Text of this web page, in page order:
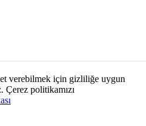
verebilmek için gizliliğe uygun
Çerez politikamızı